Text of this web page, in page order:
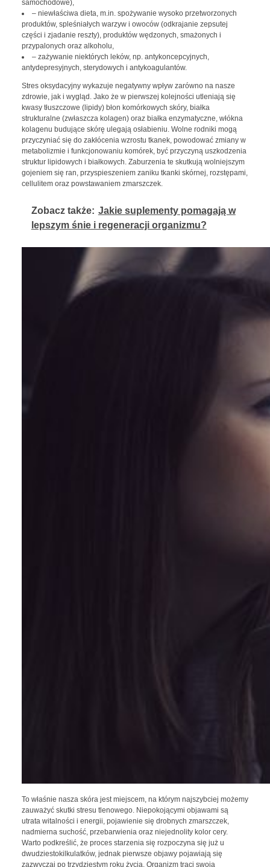
samochodowe),
– niewłaściwa dieta, m.in. spożywanie wysoko przetworzonych
produktów, spleśniałych warzyw i owoców (odkrajanie zepsutej
części i zjadanie reszty), produktów wędzonych, smażonych i
przypalonych oraz alkoholu,
– zażywanie niektórych leków, np. antykoncepcyjnych,
antydepresyjnych, sterydowych i antykoagulantów.
Stres oksydacyjny wykazuje negatywny wpływ zarówno na nasze
zdrowie, jak i wygląd. Jako że w pierwszej kolejności utleniają się
kwasy tłuszczowe (lipidy) błon komórkowych skóry, białka
strukturalne (zwłaszcza kolagen) oraz białka enzymatyczne, włókna
kolagenu budujące skórę ulegają osłabieniu. Wolne rodniki mogą
przyczyniać się do zakłócenia wzrostu tkanek, powodować zmiany w
metabolizmie i funkcjonowaniu komórek, być przyczyną uszkodzenia
struktur lipidowych i białkowych. Zaburzenia te skutkują wolniejszym
gojeniem się ran, przyspieszeniem zaniku tkanki skórnej, rozstępami,
cellulitem oraz powstawaniem zmarszczek.
Zobacz także: Jakie suplementy pomagają w
lepszym śnie i regeneracji organizmu?
To właśnie nasza skóra jest miejscem, na którym najszybciej możemy
zauważyć skutki stresu tlenowego. Niepokojącymi objawami są
utrata witalności i energii, pojawienie się drobnych zmarszczek,
nadmierna suchość, przebarwienia oraz niejednolity kolor cery.
Warto podkreślić, że proces starzenia się rozpoczyna się już u
dwudziestokilkulatków, jednak pierwsze objawy pojawiają się
zazwyczaj po trzydziestym roku życia. Organizm traci swoją